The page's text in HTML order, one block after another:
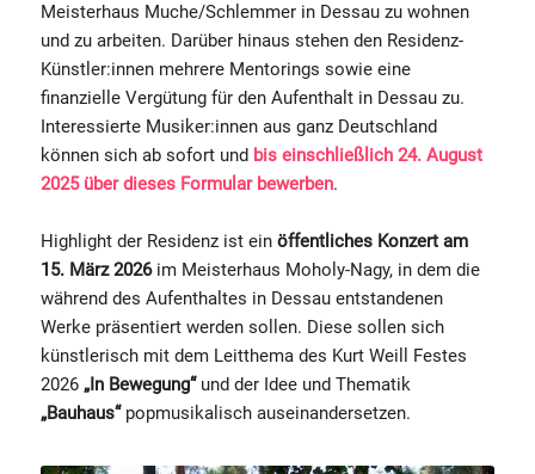
Meisterhaus Muche/Schlemmer in Dessau zu wohnen
und zu arbeiten. Darüber hinaus stehen den Residenz-
Künstler:innen mehrere Mentorings sowie eine
finanzielle Vergütung für den Aufenthalt in Dessau zu.
Interessierte Musiker:innen aus ganz Deutschland
können sich ab sofort und bis einschließlich 24. August
2025 über dieses Formular bewerben.
Highlight der Residenz ist ein öffentliches Konzert am
15. März 2026im Meisterhaus Moholy-Nagy, in dem die
während des Aufenthaltes in Dessau entstandenen
Werke präsentiert werden sollen. Diese sollen sich
künstlerisch mit dem Leitthema des Kurt Weill Festes
2026 „In Bewegung“und der Idee und Thematik
„Bauhaus“popmusikalisch auseinandersetzen.